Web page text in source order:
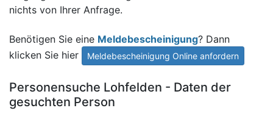
nichts von Ihrer Anfrage.
Benötigen Sie eine Meldebescheinigung? Dann
klicken Sie hier
Meldebescheinigung Online anfordern
Personensuche Lohfelden - Daten der
gesuchten Person